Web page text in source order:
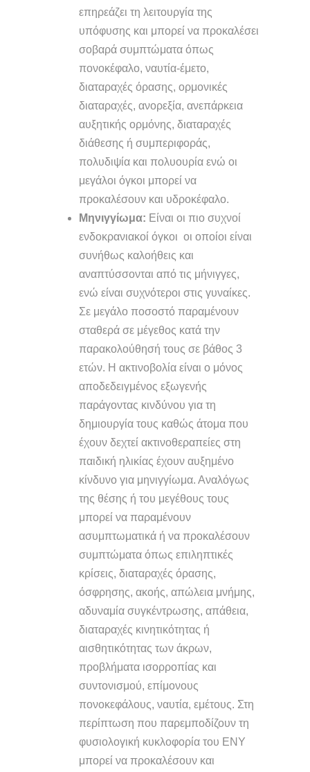
επηρεάζει τη λειτουργία της
υπόφυσης και μπορεί να προκαλέσει
σοβαρά συμπτώματα όπως
πονοκέφαλο, ναυτία-έμετο,
διαταραχές όρασης, ορμονικές
διαταραχές, ανορεξία, ανεπάρκεια
αυξητικής ορμόνης, διαταραχές
διάθεσης ή συμπεριφοράς,
πολυδιψία και πολυουρία ενώ οι
μεγάλοι όγκοι μπορεί να
προκαλέσουν και υδροκέφαλο.
Μηνιγγίωμα: Είναι οι πιο συχνοί
ενδοκρανιακοί όγκοι οι οποίοι είναι
συνήθως καλοήθεις και
αναπτύσσονται από τις μήνιγγες,
ενώ είναι συχνότεροι στις γυναίκες.
Σε μεγάλο ποσοστό παραμένουν
σταθερά σε μέγεθος κατά την
παρακολούθησή τους σε βάθος 3
ετών. Η ακτινοβολία είναι ο μόνος
αποδεδειγμένος εξωγενής
παράγοντας κινδύνου για τη
δημιουργία τους καθώς άτομα που
έχουν δεχτεί ακτινοθεραπείες στη
παιδική ηλικίας έχουν αυξημένο
κίνδυνο για μηνιγγίωμα. Αναλόγως
της θέσης ή του μεγέθους τους
μπορεί να παραμένουν
ασυμπτωματικά ή να προκαλέσουν
συμπτώματα όπως επιληπτικές
κρίσεις, διαταραχές όρασης,
όσφρησης, ακοής, απώλεια μνήμης,
αδυναμία συγκέντρωσης, απάθεια,
διαταραχές κινητικότητας ή
αισθητικότητας των άκρων,
προβλήματα ισορροπίας και
συντονισμού, επίμονους
πονοκεφάλους, ναυτία, εμέτους. Στη
περίπτωση που παρεμποδίζουν τη
φυσιολογική κυκλοφορία του ΕΝΥ
μπορεί να προκαλέσουν και